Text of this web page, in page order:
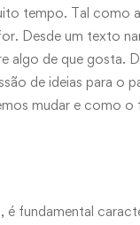
tempo. Tal como
Desde um texto
algo de que gosta.
de ideias para o
mudar e como o
fundamental